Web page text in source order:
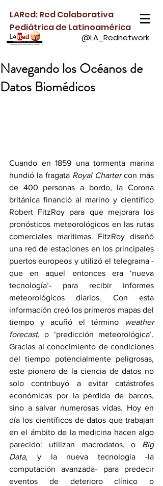
LARed: Red Colaborativa
Pediátrica de Latinoamérica
@LA_Rednetwork
Navegando los Océanos de
Datos Biomédicos
Cuando en 1859 una tormenta marina
hundió la fragata Royal Charter con más
de 400 personas a bordo, la Corona
británica financió al marino y científico
Robert FitzRoy para que mejorara los
pronósticos meteorológicos en las rutas
comerciales marítimas. FitzRoy diseñó
una red de estaciones en los principales
puertos europeos y utilizó el telegrama -
que en aquel entonces era ‘nueva
tecnología’- para recibir informes
meteorológicos diarios. Con esta
información creó los primeros mapas del
tiempo y acuñó el término
weather
forecast, o ‘predicción meteorológica’.
Gracias al conocimiento de condiciones
del tiempo potencialmente peligrosas,
este pionero de la ciencia de datos no
solo contribuyó a evitar catástrofes
económicas por la pérdida de barcos,
sino a salvar numerosas vidas. Hoy en
día los científicos de datos que trabajan
en el ámbito de la medicina hacen algo
parecido: utilizan macrodatos, o Big
Data, y la nueva tecnología -la
computación avanzada- para predecir
eventos de deterioro clínico o